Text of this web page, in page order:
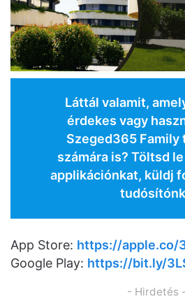
Láttál valamit,
érdekes vagy
Szeged365 Family
számára is? Töltsd
applikációnkat, küldj
App Store: https://apple.co/
Google Play: https://bit.ly/
- Hirdetés -